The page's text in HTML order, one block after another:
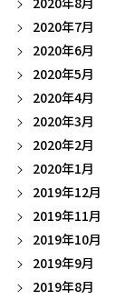
2020年7月
2020年6月
2020年5月
2020年4月
2020年3月
2020年2月
2020年1月
2019年12月
2019年11月
2019年10月
2019年9月
2019年8月